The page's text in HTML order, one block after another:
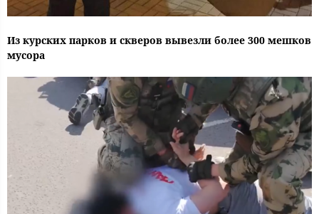
Из курских парков и скверов вывезли более 300 мешков
мусора